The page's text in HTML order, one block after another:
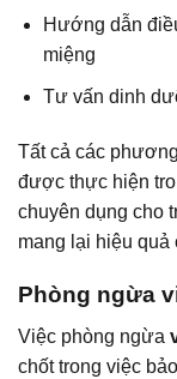
Hướng dẫn
miệng
Tư vấn dinh
Tất cả các
được thực hiện
chuyên dụng cho
mang lại hiệu quả
Phòng ngừa
Việc phòng ngừa
chốt trong việc